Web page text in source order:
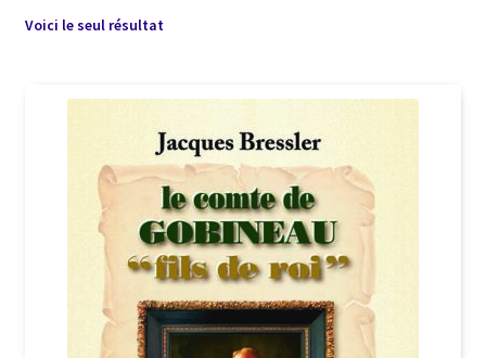
Connection
Listes d’Envies
Livres de Peter Randa
Livres de Philippe Randa
Login Customizer
Newsletter
Nous Contacter
Voici le seul résultat